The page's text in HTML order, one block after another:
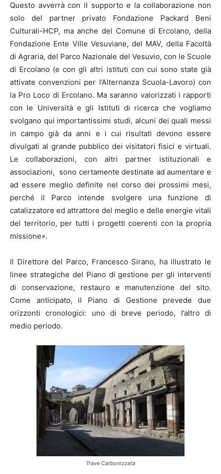
Questo avverrà con il supporto e la collaborazione non
solo del partner privato Fondazione Packard Beni
Culturali-HCP, ma anche del Comune di Ercolano, della
Fondazione Ente Ville Vesuviane, del MAV, della Facoltà
di Agraria, del Parco Nazionale del Vesuvio, con le Scuole
di Ercolano (e con gli altri istituti con cui sono state già
attivate convenzioni per l’Alternanza Scuola-Lavoro) con
la Pro Loco di Ercolano. Ma saranno valorizzati i rapporti
con le Università e gli Istituti di ricerca che vogliamo
svolgano qui importantissimi studi, alcuni dei quali messi
in campo già da anni e i cui risultati devono essere
divulgati al grande pubblico dei visitatori fisici e virtuali.
Le collaborazioni, con altri partner istituzionali e
associazioni, sono certamente destinate ad aumentare e
ad essere meglio definite nel corso dei prossimi mesi,
perché il Parco intende svolgere una funzione di
catalizzatore ed attrattore del meglio e delle energie vitali
del territorio, per tutti i progetti coerenti con la propria
missione».
Il Direttore del Parco, Francesco Sirano, ha illustrato le
linee strategiche del Piano di gestione per gli interventi
di conservazione, restauro e manutenzione del sito.
Come anticipato, il Piano di Gestione prevede due
orizzonti cronologici: uno di breve periodo, l’altro di
medio periodo.
Trave Carbonizzata